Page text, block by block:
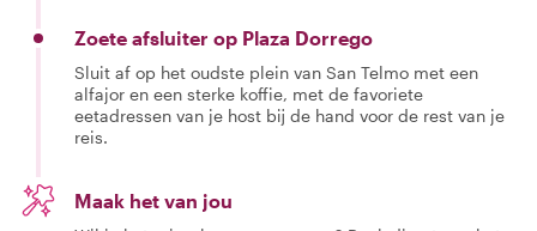
Zoete afsluiter op Plaza Dorrego
Sluit af op het oudste plein van San Telmo met een
alfajor en een sterke koffie, met de favoriete
eetadressen van je host bij de hand voor de rest van je
reis.
Maak het van jou